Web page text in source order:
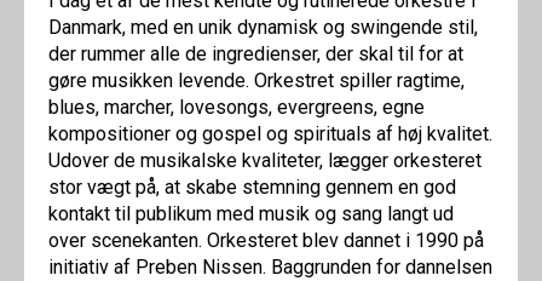
Danmark, med en unik dynamisk og swingende stil,
der rummer alle de ingredienser, der skal til for at
gøre musikken levende. Orkestret spiller ragtime,
blues, marcher, lovesongs, evergreens, egne
kompositioner og gospel og spirituals af høj kvalitet.
Udover de musikalske kvaliteter, lægger orkesteret
stor vægt på, at skabe stemning gennem en god
kontakt til publikum med musik og sang langt ud
over scenekanten. Orkesteret blev dannet i 1990 på
initiativ af Preben Nissen. Baggrunden for dannelsen